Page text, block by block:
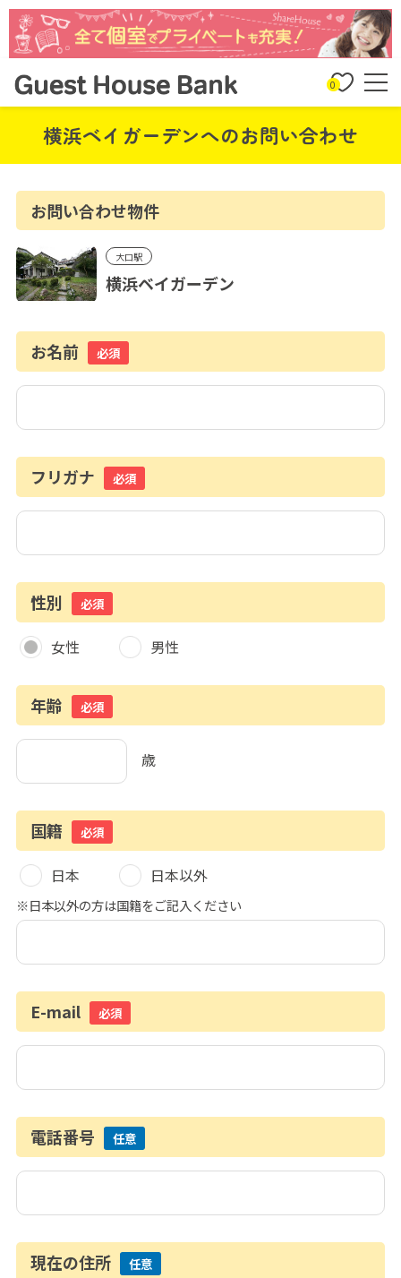
0
横浜ベイガーデンへのお問い合わせ
お問い合わせ物件
大口駅
横浜ベイガーデン
お名前 必須
フリガナ 必須
性別 必須
女性 男性
年齢 必須
歳
国籍 必須
日本 日本以外
※日本以外の方は国籍をご記入ください
E-mail 必須
電話番号 任意
現在の住所 任意